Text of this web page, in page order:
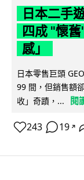
日本二手
四成 "懷
感」
日本零售巨頭
99 間，但銷售額
收」奇蹟，...
閱
243 19 ↗